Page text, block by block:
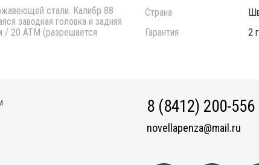
стали. Калибр 88
заводная головка и задняя
/ 20 АТМ (разрешается
Страна
Гарантия
2
8 (8412) 200-556
novellapenza@mail.ru